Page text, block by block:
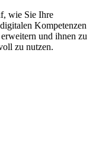
wie Sie Ihre
Kompetenzen
und ihnen zu
zu nutzen.